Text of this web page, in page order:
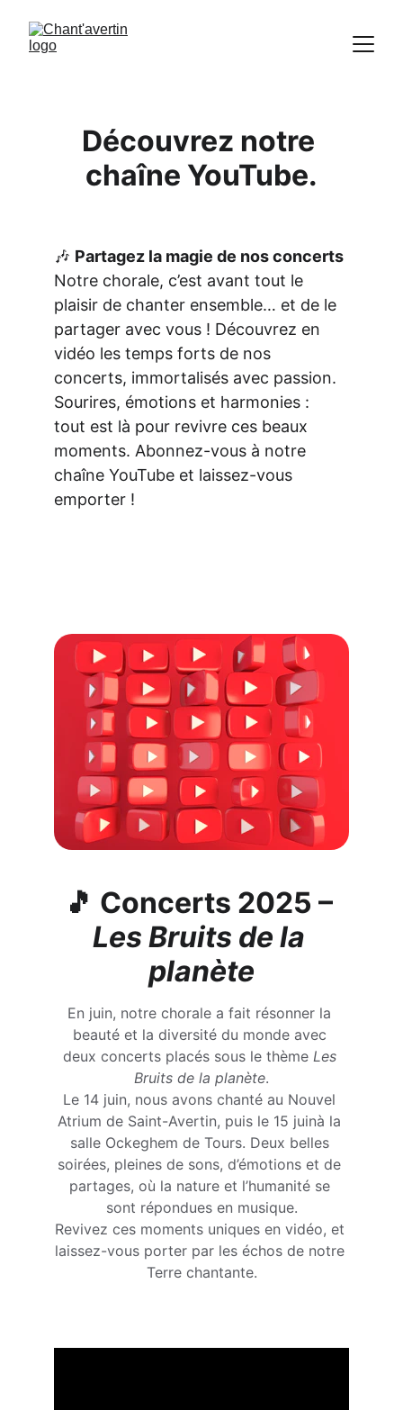
Découvrez notre
chaîne YouTube.
🎶 Partagez la magie de nos concerts
Notre chorale, c’est avant tout le
plaisir de chanter ensemble… et de le
partager avec vous ! Découvrez en
vidéo les temps forts de nos
concerts, immortalisés avec passion.
Sourires, émotions et harmonies :
tout est là pour revivre ces beaux
moments. Abonnez-vous à notre
chaîne YouTube et laissez-vous
emporter !
🎵 Concerts 2025 –
Les Bruits de la
planète
En juin, notre chorale a fait résonner la
beauté et la diversité du monde avec
deux concerts placés sous le thème Les
Bruits de la planète.
Le 14 juin, nous avons chanté au Nouvel
Atrium de Saint-Avertin, puis le 15 juinà la
salle Ockeghem de Tours. Deux belles
soirées, pleines de sons, d’émotions et de
partages, où la nature et l’humanité se
sont répondues en musique.
Revivez ces moments uniques en vidéo, et
laissez-vous porter par les échos de notre
Terre chantante.